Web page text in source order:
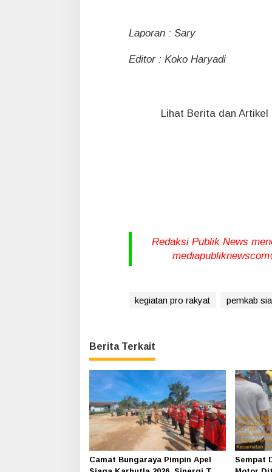
Laporan : Sary
Editor : Koko Haryadi
Lihat Berita dan Artikel
Redaksi Publik News
kegiatan pro rakyat pemkab
Berita Terkait
Camat Bungaraya Pimpin Apel
Sempat